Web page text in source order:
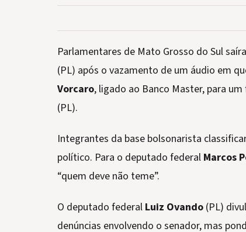
Parlamentares de Mato Grosso do Sul
(PL) após o vazamento de um áudio em
Vorcaro, ligado ao Banco Master, para
(PL).
Integrantes da base bolsonarista
político. Para o deputado federal Marcos
“quem deve não teme”.
O deputado federal Luiz Ovando (PL)
denúncias envolvendo o senador, mas